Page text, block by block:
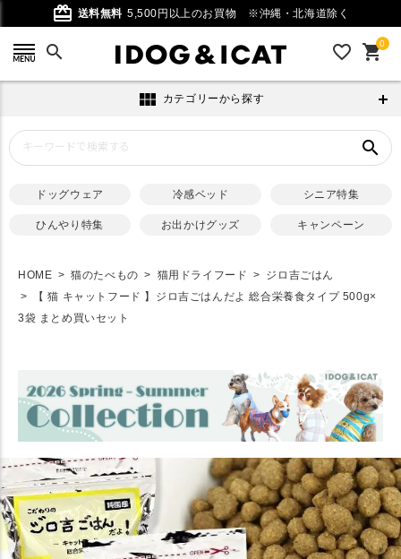
card_giftcard 送料無料 5,500円以上のお買物 ※沖縄・北海道除く
search favorite_outline 0
shopping_cart
view_module カテゴリーから探す
search
ドッグウェア 冷感ベッド シニア特集
ひんやり特集 お出かけグッズ キャンペーン
HOME 猫のたべもの 猫用ドライフード
ジロ吉ごはん
【 猫 キャットフード 】ジロ吉ごはんだよ 総合栄養食タイプ 500g×
3袋 まとめ買いセット